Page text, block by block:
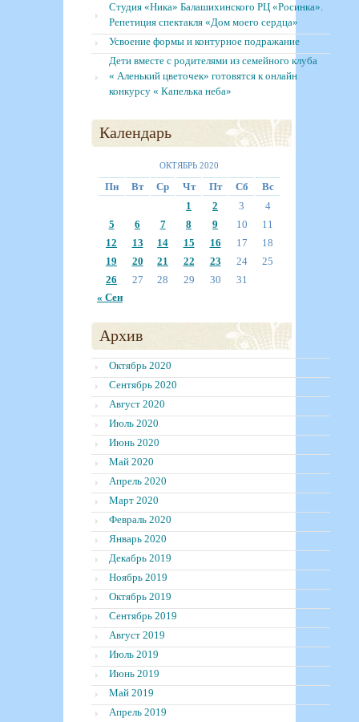
Студия «Ника» Балашихинского РЦ «Росинка».
Репетиция спектакля «Дом моего сердца»
Усвоение формы и контурное подражание
Дети вместе с родителями из семейного клуба
« Аленький цветочек» готовятся к онлайн
конкурсу « Капелька неба»
Календарь
ОКТЯБРЬ 2020
Пн Вт Ср Чт Пт Сб
Вс
1
2 3
4
5
6 7 8 9 10
11
12
13 14 15 16 17
18
19
20 21 22 23 24
25
26
27 28 29 30
31
« Сен
Архив
Октябрь 2020
Сентябрь 2020
Август 2020
Июль 2020
Июнь 2020
Май 2020
Апрель 2020
Март 2020
Февраль 2020
Январь 2020
Декабрь 2019
Ноябрь 2019
Октябрь 2019
Сентябрь 2019
Август 2019
Июль 2019
Июнь 2019
Май 2019
Апрель 2019